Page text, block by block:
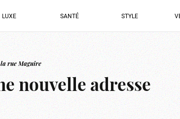
LUXE SANTÉ STYLE
la rue Maguire
nouvelle adresse